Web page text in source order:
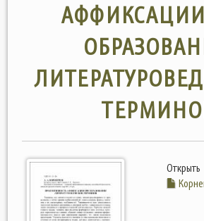
Открыть